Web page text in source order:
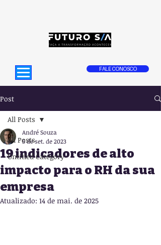
FALE CONOSCO
Post
All Posts
Untitled Category
All Posts
19 indicadores de alto
impacto para o RH da sua
empresa
André Souza
5 de set. de 2023
Atualizado: 14 de mai. de 2025